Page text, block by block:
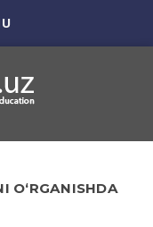
O‘RGANISHDA